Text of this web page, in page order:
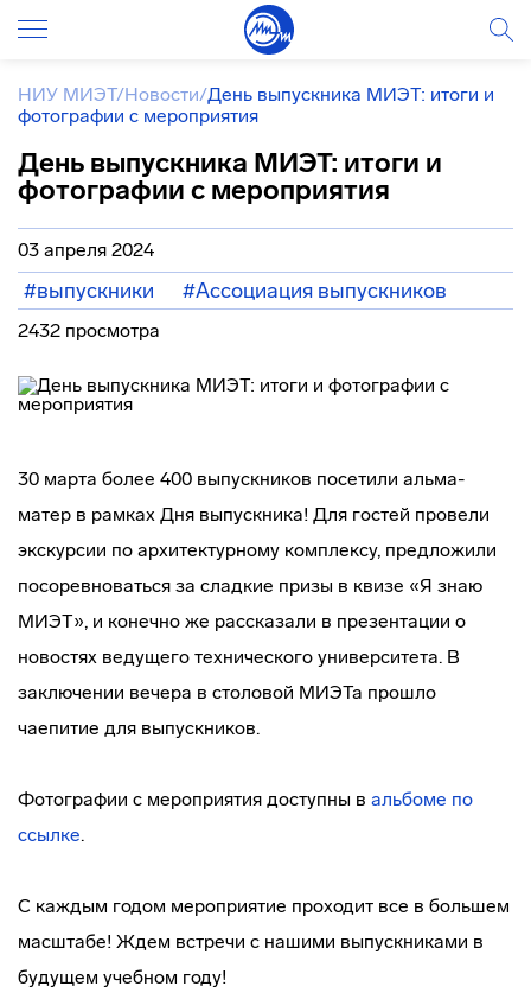
НИУ МИЭТ/Новости/День выпускника МИЭТ: итоги и
фотографии с мероприятия
День выпускника МИЭТ: итоги и
фотографии с мероприятия
03 апреля 2024
#выпускники #Ассоциация выпускников
2432 просмотра
30 марта более 400 выпускников посетили альма-
матер в рамках Дня выпускника! Для гостей провели
экскурсии по архитектурному комплексу, предложили
посоревноваться за сладкие призы в квизе «Я знаю
МИЭТ», и конечно же рассказали в презентации о
новостях ведущего технического университета. В
заключении вечера в столовой МИЭТа прошло
чаепитие для выпускников.
Фотографии с мероприятия доступны в альбоме по
ссылке.
С каждым годом мероприятие проходит все в большем
масштабе! Ждем встречи с нашими выпускниками в
будущем учебном году!